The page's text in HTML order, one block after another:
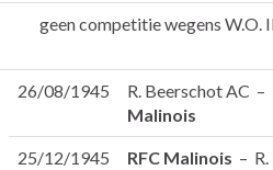
geen competitie wegens W.O.
26/08/1945 R. Beerschot AC –
Malinois
25/12/1945 RFC Malinois – R.